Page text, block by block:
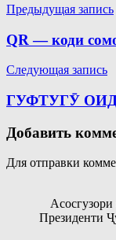
Навигация
по
записям
Предыдущая запись
QR — коди
Следующая запись
ГУФТУГӮ
Добавить
Для отправки
Президенти